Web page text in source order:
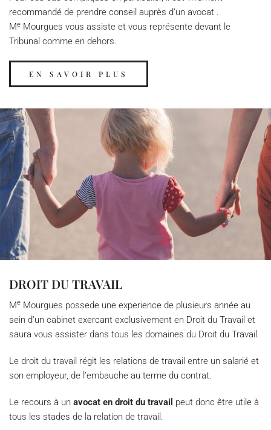
recommandé de prendre conseil auprès d’un avocat .
Me Mourgues vous assiste et vous représente devant le
Tribunal comme en dehors.
EN SAVOIR PLUS
DROIT DU TRAVAIL
Me Mourgues possede une experience de plusieurs année au
sein d’un cabinet exercant exclusivement en Droit du Travail et
saura vous assister dans tous les domaines du Droit du Travail.
Le droit du travail régit les relations de travail entre un salarié et
son employeur, de l’embauche au terme du contrat.
Le recours à un avocat en droit du travail peut donc être utile à
tous les stades de la relation de travail.